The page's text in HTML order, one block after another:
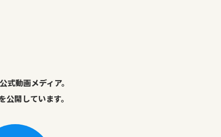
式動画メディア。
開しています。